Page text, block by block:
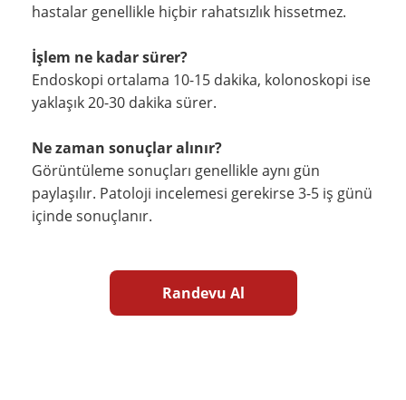
hastalar genellikle hiçbir rahatsızlık hissetmez.
İşlem ne kadar sürer?
Endoskopi ortalama 10-15 dakika, kolonoskopi ise
yaklaşık 20-30 dakika sürer.
Ne zaman sonuçlar alınır?
Görüntüleme sonuçları genellikle aynı gün
paylaşılır. Patoloji incelemesi gerekirse 3-5 iş günü
içinde sonuçlanır.
Randevu Al